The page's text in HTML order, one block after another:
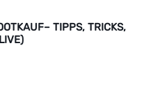
TIPPS, TRICKS,